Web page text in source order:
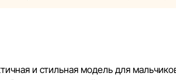
регулярно проверяет и обновляет
и стильная модель для